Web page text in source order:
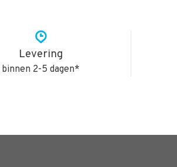
Levering
binnen 2-5 dagen*